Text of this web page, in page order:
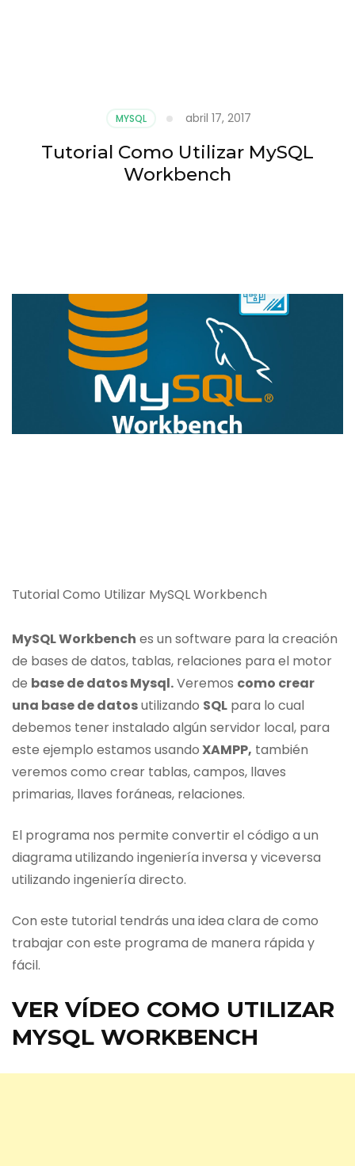
MYSQL abril 17, 2017
Tutorial Como Utilizar MySQL
Workbench
Tutorial Como Utilizar MySQL Workbench
MySQL Workbench es un software para la creación
de bases de datos, tablas, relaciones para el motor
de base de datos Mysql.Veremos como crear
una base de datosutilizando SQL para lo cual
debemos tener instalado algún servidor local, para
este ejemplo estamos usandoXAMPP, también
veremos como crear tablas, campos, llaves
primarias, llaves foráneas, relaciones.
El programa nos permite convertir el código a un
diagrama utilizando ingeniería inversa y viceversa
utilizando ingeniería directo.
Con este tutorial tendrás una idea clara de como
trabajar con este programa de manera rápida y
fácil.
VER VÍDEO COMO UTILIZAR
MYSQL WORKBENCH